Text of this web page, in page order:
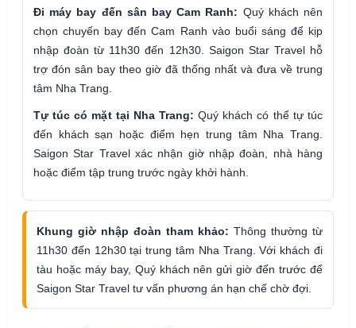
Đi máy bay đến sân bay Cam Ranh: Quý khách nên
chọn chuyến bay đến Cam Ranh vào buổi sáng để kịp
nhập đoàn từ 11h30 đến 12h30. Saigon Star Travel hỗ
trợ đón sân bay theo giờ đã thống nhất và đưa về trung
tâm Nha Trang.
Tự túc có mặt tại Nha Trang: Quý khách có thể tự túc
đến khách sạn hoặc điểm hẹn trung tâm Nha Trang.
Saigon Star Travel xác nhận giờ nhập đoàn, nhà hàng
hoặc điểm tập trung trước ngày khởi hành.
Khung giờ nhập đoàn tham khảo: Thông thường từ
11h30 đến 12h30 tại trung tâm Nha Trang. Với khách đi
tàu hoặc máy bay, Quý khách nên gửi giờ đến trước để
Saigon Star Travel tư vấn phương án hạn chế chờ đợi.